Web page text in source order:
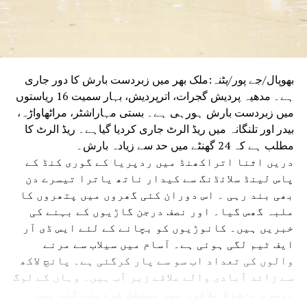
بھوپال/جے پور/پٹنہ:ملک بھر میں زبردست بارش کا دور جاری
ہے۔ مدھیہ پردیش گجرات، اترپردیش، بہار سمیت 16 ریاستوں
میں زبردست بارش ہورہی ہے۔ بستی مہاراشٹر، مراٹھاواڑہ،
بیدر اور تلنگانہ میں ریڈ الرٹ جاری کردیا گیاہے۔ ریڈ الرٹ کا
مطلب ہے کہ 24 گھنٹے میں حد سے زیادہ بارش۔
دریں اثنا اتراکھنڈ میں ردپریا کے گوری کنڈ کے
پاس لینڈ سلائڈنگ سے کیدار ناتھ یاترا تیسرے دن
بھی بند رہی ۔ اس دوران کئی گھروں میں پتھروں کا
ملبہ گھس گیا۔ اور نصف درجن گاڑیوں کے بہنے کی
خبریں ہیں۔ کانوڑیوں کو بچانے کے لئے ایس ڈی آر
ایف ٹیم لگی ہوئی ہے۔ آسام میں سیلاب سے مرنے
والوں کی تعداد اب سو سے پار کرگئی ہے۔ پانچ لاکھ
سے زائد آبادی والے علاقے زیر آب ہیں۔ وہاں کے لوگ